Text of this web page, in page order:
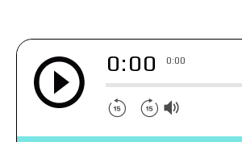
0:00 0:00